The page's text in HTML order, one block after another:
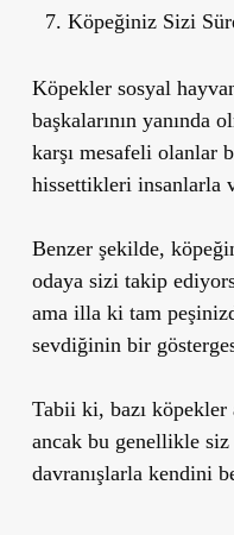
Köpeğiniz Sizi
Köpekler sosyal
başkalarının yanında
karşı mesafeli olanlar
hissettikleri insanlarla
Benzer şekilde,
odaya sizi takip
ama illa ki tam
sevdiğinin bir
Tabii ki, bazı köpekler
ancak bu genellikle siz
davranışlarla kendini